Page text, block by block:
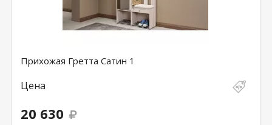
Прихожая Гретта Сатин 1
Цена
20 630